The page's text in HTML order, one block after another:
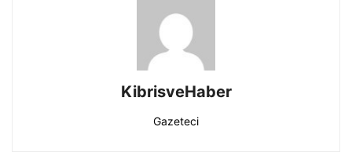
KibrisveHaber
Gazeteci